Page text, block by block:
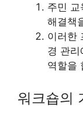
주민 교
해결책
이러한
경 관
역할을
워크숍의